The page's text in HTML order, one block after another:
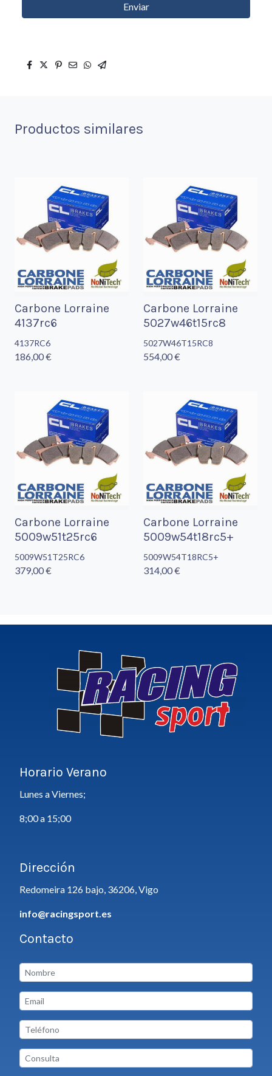
Enviar
Productos similares
Carbone Lorraine
4137rc6
4137RC6
186,00 €
Carbone Lorraine
5027w46t15rc8
5027W46T15RC8
554,00 €
Carbone Lorraine
5009w51t25rc6
5009W51T25RC6
379,00 €
Carbone Lorraine
5009w54t18rc5+
5009W54T18RC5+
314,00 €
Horario Verano
Lunes a Viernes;
8;00 a 15;00
Dirección
Redomeira 126 bajo, 36206, Vigo
info@racingsport.es
Contacto